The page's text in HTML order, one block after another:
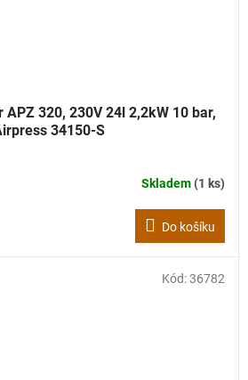
320, 230V 24l 2,2kW 10 bar,
34150-S
Skladem(1 ks)
Do košíku
Kód:36782